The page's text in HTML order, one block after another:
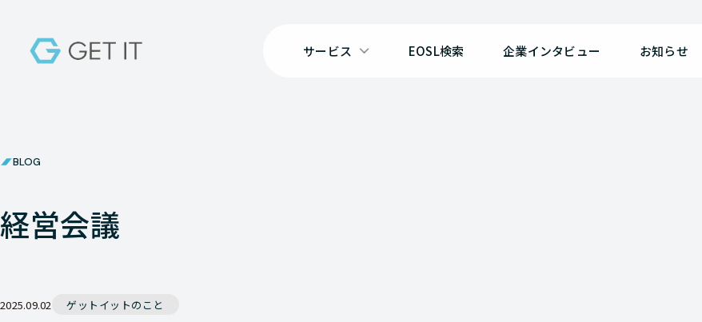
サービス EOSL検索 企業インタビュー お知らせ
BLOG
経営会議
2025.09.02 ゲットイットのこと